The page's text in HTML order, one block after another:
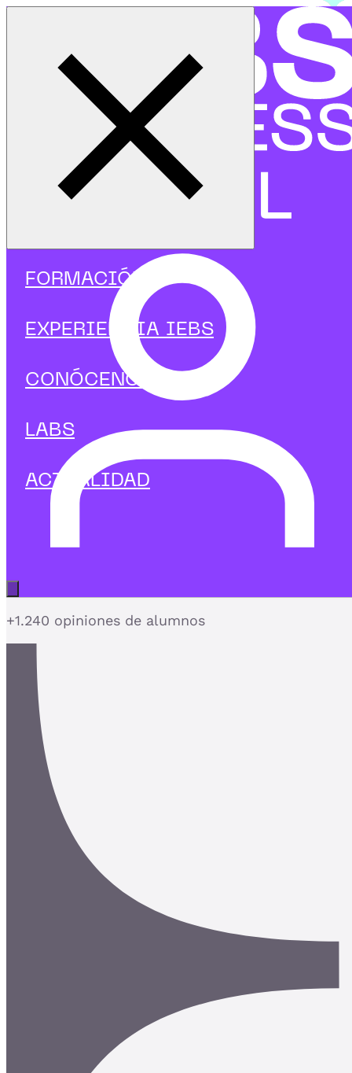
FORMACIÓN
EXPERIENCIA IEBS
CONÓCENOS
LABS
ACTUALIDAD
Inicio
Programas
Programas focalizados
Agile & Scrum
Curso en Metodología OKR
Curso en Metodología OKR
Alinea tu organización con OKRs y alcanza
objetivos ambiciosos con claridad
+1.240 opiniones de alumnos